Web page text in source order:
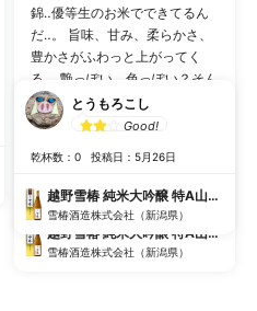
錦‥優等生のお米でできてるん
だ‥。 旨味、甘み、柔らかさ、
豊かさがふわっと上がってく
る。 艶っぽい、色っぽい？そん
なお酒。 銀ダラの煮付けとよく
合いました。も少しさっぱり優
くり飲みたいお酒です。
乾杯数：4 投稿日：6月22日
越野雪椿 純米大吟醸 特A山田錦
雪椿酒造株式会社（新潟県）
とうもろこし
Good!
乾杯数：0 投稿日：5月26日
越野雪椿 純米大吟醸 特A山田錦
雪椿酒造株式会社（新潟県）